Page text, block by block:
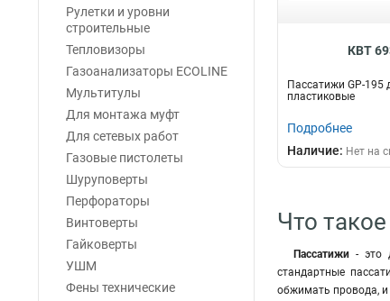
Рулетки и уровни
строительные
Тепловизоры
Газоанализаторы ECOLINE
Мультитулы
Для монтажа муфт
Для сетевых работ
Газовые пистолеты
Шуруповерты
Перфораторы
Винтоверты
Гайковерты
УШМ
Фены технические
КВТ
Пассатижи GP-195
пластиковые
Подробнее
Наличие: Нет на
Что
Пассатижи- это
стандартные
обжимать провода, и